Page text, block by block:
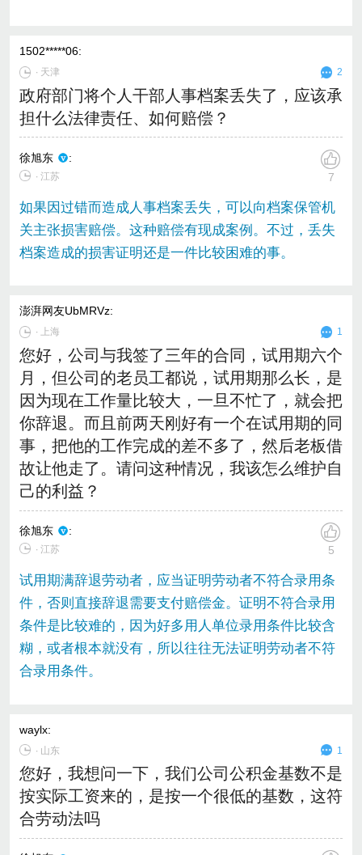
1502*****06:
∙ 天津 2
政府部门将个人干部人事档案丢失了，应该承
担什么法律责任、如何赔偿？
徐旭东 :
∙ 江苏 7
如果因过错而造成人事档案丢失，可以向档案保管机
关主张损害赔偿。这种赔偿有现成案例。不过，丢失
档案造成的损害证明还是一件比较困难的事。
澎湃网友UbMRVz:
∙ 上海 1
您好，公司与我签了三年的合同，试用期六个
月，但公司的老员工都说，试用期那么长，是
因为现在工作量比较大，一旦不忙了，就会把
你辞退。而且前两天刚好有一个在试用期的同
事，把他的工作完成的差不多了，然后老板借
故让他走了。请问这种情况，我该怎么维护自
己的利益？
徐旭东 :
∙ 江苏 5
试用期满辞退劳动者，应当证明劳动者不符合录用条
件，否则直接辞退需要支付赔偿金。证明不符合录用
条件是比较难的，因为好多用人单位录用条件比较含
糊，或者根本就没有，所以往往无法证明劳动者不符
合录用条件。
waylx:
∙ 山东 1
您好，我想问一下，我们公司公积金基数不是
按实际工资来的，是按一个很低的基数，这符
合劳动法吗